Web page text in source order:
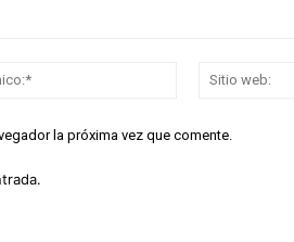
Correo
la próxima vez que comente.